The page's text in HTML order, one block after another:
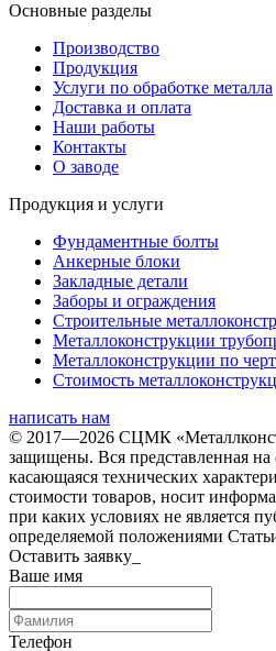
Основные разделы
Производство
Продукция
Услуги по обработке металла
Доставка и оплата
Наши работы
Контакты
О заводе
Продукция и услуги
Фундаментные болты
Анкерные блоки
Закладные детали
Заборы и ограждения
Строительные
Металлоконструкции
Металлоконструкции по
Cтоимость
написать нам
© 2017—2026 СЦМК
защищены. Вся представленная на
касающаяся технических
стоимости товаров, носит
при каких условиях не является
определяемой положениями
Оставить заявку_
Ваше имя
Телефон